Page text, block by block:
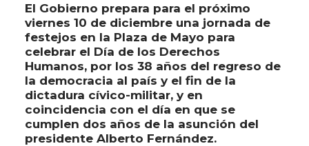
El Gobierno prepara para el próximo
viernes 10 de diciembre una jornada de
festejos en la Plaza de Mayo para
celebrar el Día de los Derechos
Humanos, por los 38 años del regreso de
la democracia al país y el fin de la
dictadura cívico-militar, y en
coincidencia con el día en que se
cumplen dos años de la asunción del
presidente Alberto Fernández.